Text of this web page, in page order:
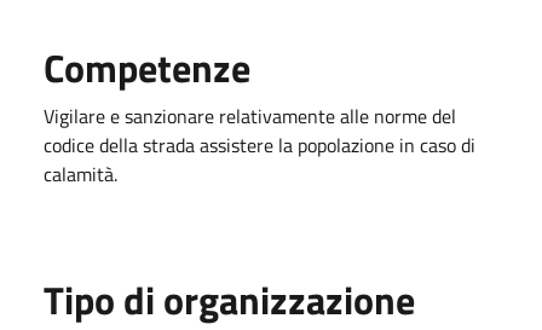
Competenze
Vigilare e sanzionare relativamente alle norme del
codice della strada assistere la popolazione in caso di
calamità.
Tipo di organizzazione